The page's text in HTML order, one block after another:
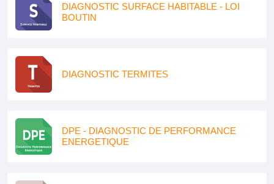
DIAGNOSTIC SURFACE HABITABLE - LOI
BOUTIN
DIAGNOSTIC TERMITES
DPE - DIAGNOSTIC DE PERFORMANCE
ENERGETIQUE